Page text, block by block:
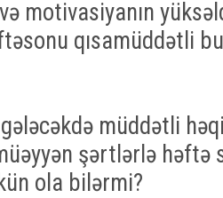
motivasiyanın
qısamüddətli
müddətli
şərtlərlə həftə
ola bilərmi?